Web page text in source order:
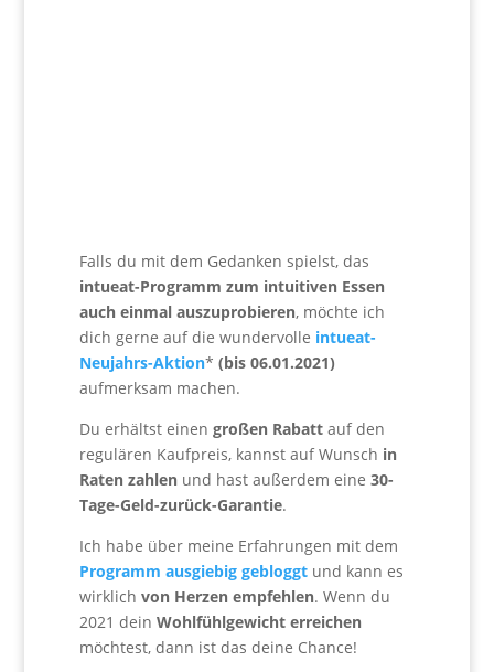
Falls du mit dem Gedanken spielst, das
intueat-Programm zum intuitiven Essen
auch einmal auszuprobieren, möchte ich
dich gerne auf die wundervolle intueat-
Neujahrs-Aktion* (bis 06.01.2021)
aufmerksam machen.
Du erhältst einen großen Rabattauf den
regulären Kaufpreis, kannst auf Wunsch in
Raten zahlenund hast außerdem eine 30-
Tage-Geld-zurück-Garantie.
Ich habe über meine Erfahrungen mit dem
Programm ausgiebig gebloggtund kann es
wirklich von Herzen empfehlen. Wenn du
2021 dein Wohlfühlgewicht erreichen
möchtest, dann ist das deine Chance!